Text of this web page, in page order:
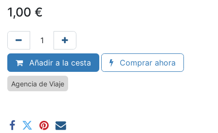
1,00 €
Añadir a la cesta Comprar ahora
Agencia de Viaje